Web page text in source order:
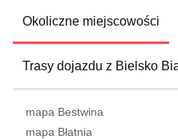
Okoliczne miejscowości
Trasy dojazdu z Bielsko
mapa Bestwina
mapa Błatnia